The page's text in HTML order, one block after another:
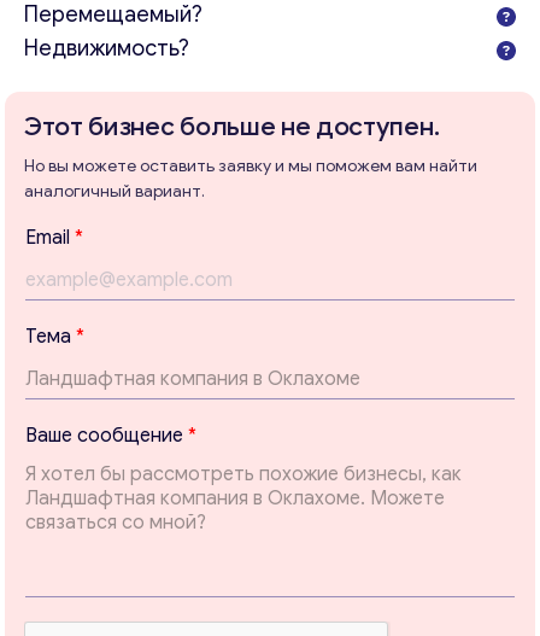
Консультация
Email*
Ваши комментарии*
Перемещаемый?
Недвижимость?
Этот бизнес больше не доступен.
Но вы можете оставить заявку и мы поможем вам найти
аналогичный вариант.
*
E
m
a
i
*
Email *
Тема *
Ваше сообщение *